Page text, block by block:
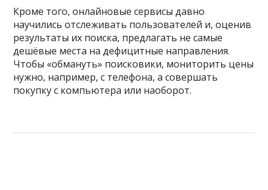
Кроме того, онлайновые сервисы давно
научились отслеживать пользователей и, оценив
результаты их поиска, предлагать не самые
дешёвые места на дефицитные направления.
Чтобы «обмануть» поисковики, мониторить цены
нужно, например, с телефона, а совершать
покупку с компьютера или наоборот.